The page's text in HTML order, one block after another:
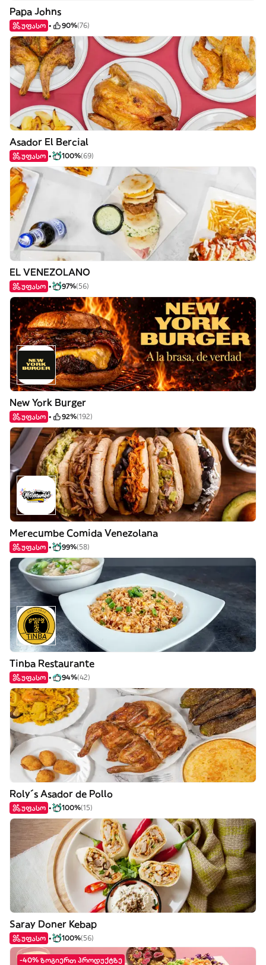
Papa Johns
უფასო 90%(76)
Asador El Bercial
უფასო 100%(69)
EL VENEZOLANO
უფასო 97%(56)
New York Burger
უფასო 92%(192)
Merecumbe Comida Venezolana
უფასო 99%(58)
Tinba Restaurante
უფასო 94%(42)
Roly´s Asador de Pollo
უფასო 100%(15)
Saray Doner Kebap
უფასო 100%(56)
-40% ზოგიერთ პროდუქტზე